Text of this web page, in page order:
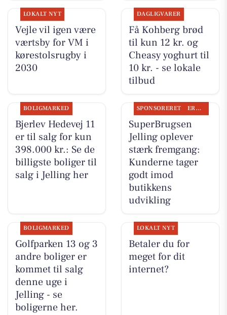
LOKALT NYT
Vejle vil igen være
værtsby for VM i
kørestolsrugby i
2030
DAGLIGVARER
Få Kohberg brød
til kun 12 kr. og
Cheasy yoghurt til
10 kr. - se lokale
tilbud
BOLIGMARKED
Bjerlev Hedevej 11
er til salg for kun
398.000 kr.: Se de
billigste boliger til
salg i Jelling her
SPONSORERET ERHVERV
SuperBrugsen
Jelling oplever
stærk fremgang:
Kunderne tager
godt imod
butikkens
udvikling
BOLIGMARKED
Golfparken 13 og 3
andre boliger er
kommet til salg
denne uge i
Jelling - se
boligerne her.
LOKALT NYT
Betaler du for
meget for dit
internet?